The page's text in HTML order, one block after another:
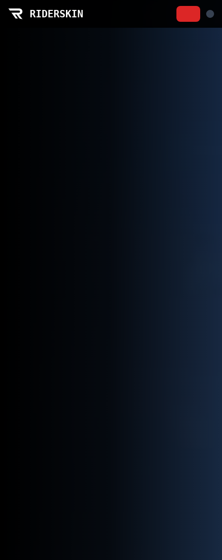
Realisations RiderSkin | Galerie combinaisons moto sur
RIDERSKIN